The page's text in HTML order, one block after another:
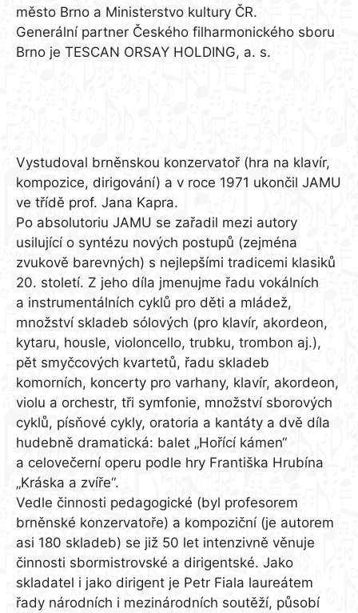
město Brno a Ministerstvo kultury ČR.
Generální partner Českého filharmonického sboru
Brno je TESCAN ORSAY HOLDING, a. s.
Vystudoval brněnskou konzervatoř (hra na klavír,
kompozice, dirigování) a v roce 1971 ukončil JAMU
ve třídě prof. Jana Kapra.
Po absolutoriu JAMU se zařadil mezi autory
usilující o syntézu nových postupů (zejména
zvukově barevných) s nejlepšími tradicemi klasiků
20. století. Z jeho díla jmenujme řadu vokálních
a instrumentálních cyklů pro děti a mládež,
množství skladeb sólových (pro klavír, akordeon,
kytaru, housle, violoncello, trubku, trombon aj.),
pět smyčcových kvartetů, řadu skladeb
komorních, koncerty pro varhany, klavír, akordeon,
violu a orchestr, tři symfonie, množství sborových
cyklů, písňové cykly, oratoria a kantáty a dvě díla
hudebně dramatická: balet „Hořící kámen“
a celovečerní operu podle hry Františka Hrubína
„Kráska a zvíře“.
Vedle činnosti pedagogické (byl profesorem
brněnské konzervatoře) a kompoziční (je autorem
asi 180 skladeb) se již 50 let intenzivně věnuje
činnosti sbormistrovské a dirigentské. Jako
skladatel i jako dirigent je Petr Fiala laureátem
řady národních i mezinárodních soutěží, působí